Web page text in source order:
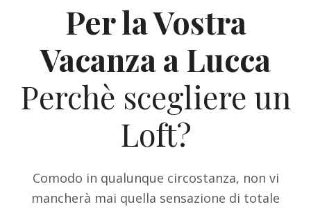
Per la Vostra
Vacanza a Lucca
Perchè scegliere un
Loft?
Comodo in qualunque circostanza, non vi
mancherà mai quella sensazione di totale